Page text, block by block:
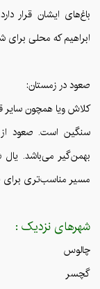
باغ‌های ایشان قرار
ابراهیم که محلی برای
صعود در زمستان:
کلاش ویا همچون سایر
سنگین است. صعود از
بهمن‌گیر می‌باشد.
مسیر مناسب‌تری برای
شهرهای نزدیک :
چالوس
گچسر